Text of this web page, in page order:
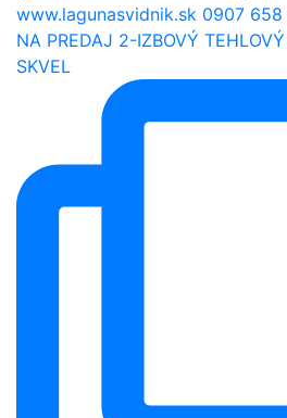
NA PREDAJ 2-IZBOVÝ
SKVEL